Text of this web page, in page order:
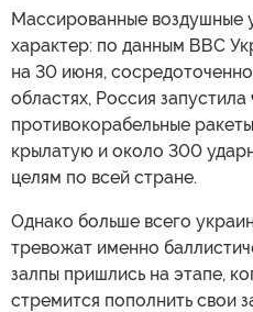
Массированные воздушные
характер: по данным ВВС
на 30 июня,
областях, Россия запустила
противокорабельные
крылатую и около 300
целям по всей стране.
Однако больше всего
тревожат именно
залпы пришлись на этапе,
стремится пополнить свои